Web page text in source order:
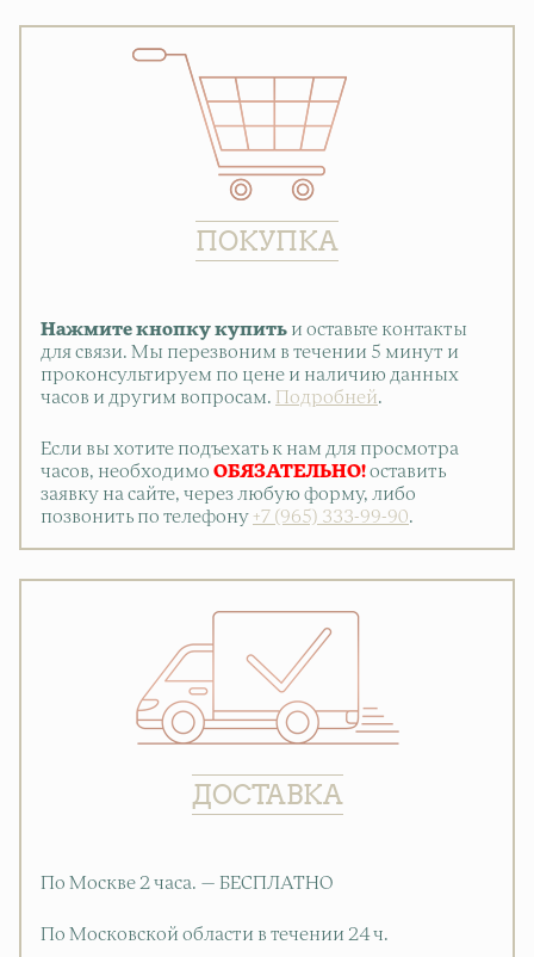
ПОКУПКА
Нажмите кнопку купить и оставьте контакты
для связи. Мы перезвоним в течении 5 минут и
проконсультируем по цене и наличию данных
часов и другим вопросам.
Подробней.
Если вы хотите подъехать к нам для просмотра
часов, необходимо ОБЯЗАТЕЛЬНО! оставить
заявку на сайте, через любую форму, либо
позвонить по телефону +7 (965) 333-99-90.
ДОСТАВКА
По Москве 2 часа. — БЕСПЛАТНО
По Московской области в течении 24 ч.